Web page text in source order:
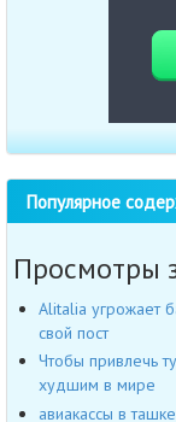
Популярное
Просмотры
Alitalia угрожает
свой пост
Чтобы привлечь
худшим в мире
авиакассы в